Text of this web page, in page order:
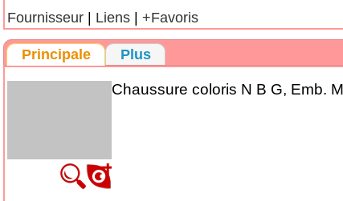
Fournisseur | Liens |+Favoris
Principale Plus
Chaussure coloris N B G, Emb.